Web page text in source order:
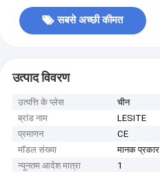
सबसे अच्छी कीमत
उत्पाद विवरण
उत्पत्ति के प्लेस
चीन
ब्रांड नाम
LESITE
प्रमाणन
CE
मॉडल संख्या
मानक प्रकार
न्यूनतम आदेश मात्रा
1